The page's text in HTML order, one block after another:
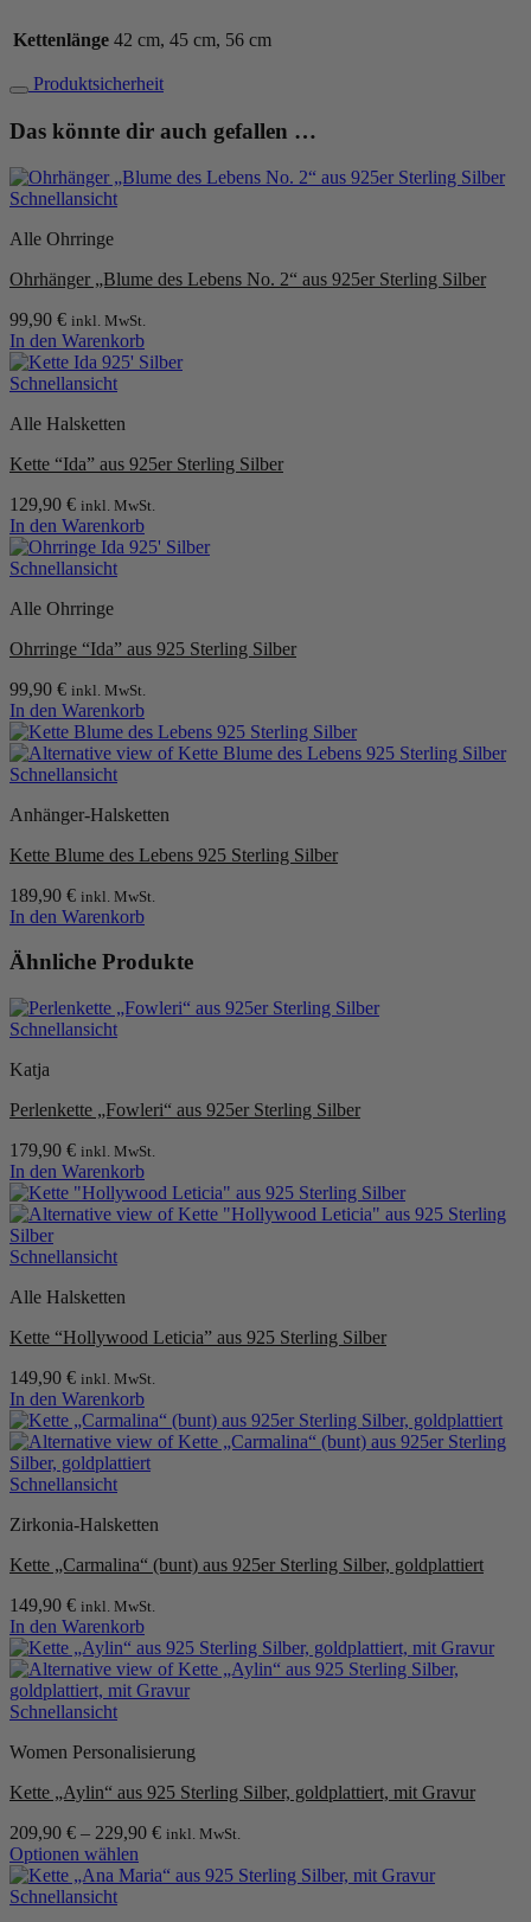
Kettenlänge 42 cm, 45 cm, 56 cm
Produktsicherheit
Das könnte dir auch gefallen …
Schnellansicht
Alle Ohrringe
Ohrhänger „Blume des Lebens No. 2“ aus 925er Sterling Silber
99,90 € inkl. MwSt.
In den Warenkorb
Schnellansicht
Alle Halsketten
Kette “Ida” aus 925er Sterling Silber
129,90 € inkl. MwSt.
In den Warenkorb
Schnellansicht
Alle Ohrringe
Ohrringe “Ida” aus 925 Sterling Silber
99,90 € inkl. MwSt.
In den Warenkorb
Schnellansicht
Anhänger-Halsketten
Kette Blume des Lebens 925 Sterling Silber
189,90 € inkl. MwSt.
In den Warenkorb
Ähnliche Produkte
Schnellansicht
Katja
Perlenkette „Fowleri“ aus 925er Sterling Silber
179,90 € inkl. MwSt.
In den Warenkorb
Schnellansicht
Alle Halsketten
Kette “Hollywood Leticia” aus 925 Sterling Silber
149,90 € inkl. MwSt.
In den Warenkorb
Schnellansicht
Zirkonia-Halsketten
Kette „Carmalina“ (bunt) aus 925er Sterling Silber, goldplattiert
149,90 € inkl. MwSt.
In den Warenkorb
Schnellansicht
Women Personalisierung
Kette „Aylin“ aus 925 Sterling Silber, goldplattiert, mit Gravur
209,90 € – 229,90 € inkl. MwSt.
Optionen wählen
Dieses
Produkt
Schnellansicht